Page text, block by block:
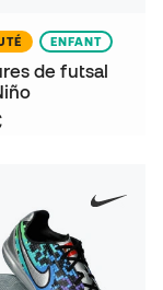
ENFANT
de futsal